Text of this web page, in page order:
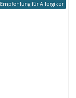
Empfehlung für Allergiker